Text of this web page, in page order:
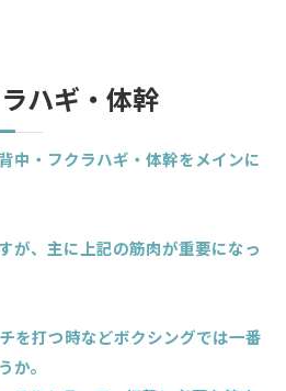
ハギ・体幹
中・フクラハギ・体幹をメインに
が、主に上記の筋肉が重要になっ
を打つ時などボクシングでは一番
か。